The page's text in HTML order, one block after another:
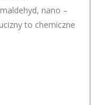
nano –
to chemiczne